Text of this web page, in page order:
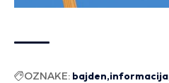
OZNAKE: bajden informacija